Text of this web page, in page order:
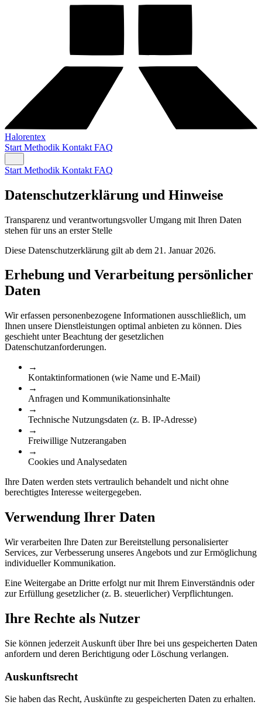
Halorentex
Start Methodik Kontakt FAQ
Start Methodik Kontakt FAQ
Datenschutzerklärung und Hinweise
Transparenz und verantwortungsvoller Umgang mit Ihren Daten
stehen für uns an erster Stelle
Diese Datenschutzerklärung gilt ab dem 21. Januar 2026.
Erhebung und Verarbeitung persönlicher
Daten
Wir erfassen personenbezogene Informationen ausschließlich, um
Ihnen unsere Dienstleistungen optimal anbieten zu können. Dies
geschieht unter Beachtung der gesetzlichen
Datenschutzanforderungen.
→
Kontaktinformationen (wie Name und E-Mail)
→
Anfragen und Kommunikationsinhalte
→
Technische Nutzungsdaten (z. B. IP-Adresse)
→
Freiwillige Nutzerangaben
→
Cookies und Analysedaten
Ihre Daten werden stets vertraulich behandelt und nicht ohne
berechtigtes Interesse weitergegeben.
Verwendung Ihrer Daten
Wir verarbeiten Ihre Daten zur Bereitstellung personalisierter
Services, zur Verbesserung unseres Angebots und zur Ermöglichung
individueller Kommunikation.
Eine Weitergabe an Dritte erfolgt nur mit Ihrem Einverständnis oder
zur Erfüllung gesetzlicher (z. B. steuerlicher) Verpflichtungen.
Ihre Rechte als Nutzer
Sie können jederzeit Auskunft über Ihre bei uns gespeicherten Daten
anfordern und deren Berichtigung oder Löschung verlangen.
Auskunftsrecht
Sie haben das Recht, Auskünfte zu gespeicherten Daten zu erhalten.